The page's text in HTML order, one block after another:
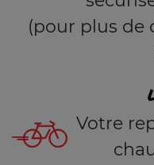
(pour plus de
Votre